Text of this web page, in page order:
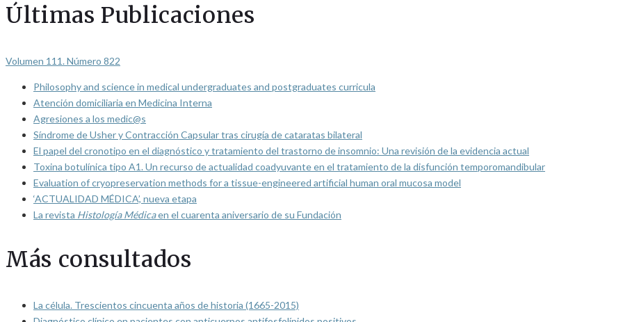
Últimas Publicaciones
Volumen 111. Número 822
Philosophy and science in medical undergraduates and postgraduates curricula
Atención domiciliaria en Medicina Interna
Agresiones a los medic@s
Síndrome de Usher y Contracción Capsular tras cirugía de cataratas bilateral
El papel del cronotipo en el diagnóstico y tratamiento del trastorno de insomnio: Una revisión de la evidencia actual
Toxina botulínica tipo A1. Un recurso de actualidad coadyuvante en el tratamiento de la disfunción temporomandibular
Evaluation of cryopreservation methods for a tissue-engineered artificial human oral mucosa model
‘ACTUALIDAD MÉDICA’, nueva etapa
La revista Histología Médicaen el cuarenta aniversario de su Fundación
Más consultados
La célula. Trescientos cincuenta años de historia (1665-2015)